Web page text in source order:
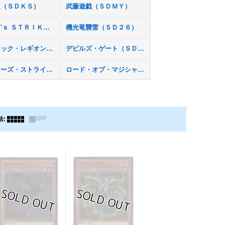
ＳＤＫＳ） 武藤遊戯（ＳＤＭＹ）
ＨＥＲＯ'ｓ ＳＴＲＩＫＥ（ＳＤ２７） 機光竜襲雷（ＳＤ２６）
ドラゴニック・レギオン（ＳＤ２２） デビルズ・ゲート（ＳＤ２１）
ウォリアーズ・ストライク（ＳＤ１７） ロード・オブ・マジシャン（ＳＤ１６）
: